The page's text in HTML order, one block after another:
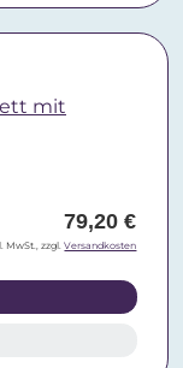
mit
79,20 €
MwSt., zzgl.Versandkosten